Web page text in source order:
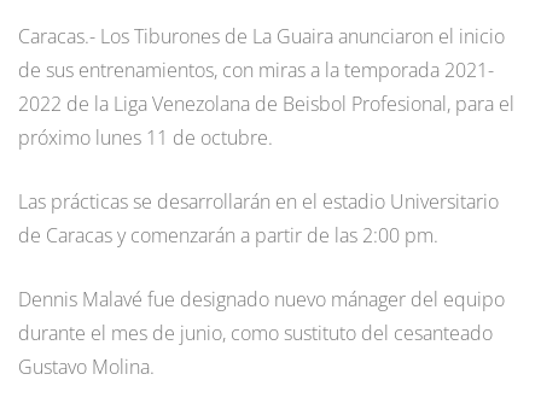
Caracas.- Los Tiburones de La Guaira anunciaron el inicio
de sus entrenamientos, con miras a la temporada 2021-
2022 de la Liga Venezolana de Beisbol Profesional, para el
próximo lunes 11 de octubre.
Las prácticas se desarrollarán en el estadio Universitario
de Caracas y comenzarán a partir de las 2:00 pm.
Dennis Malavé fue designado nuevo mánager del equipo
durante el mes de junio, como sustituto del cesanteado
Gustavo Molina.